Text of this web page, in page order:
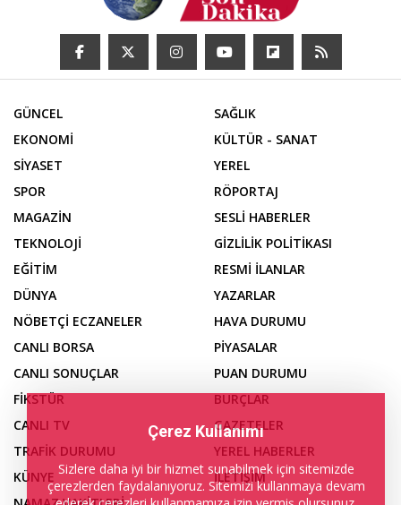
GÜNCEL
EKONOMİ
SİYASET
SPOR
MAGAZİN
TEKNOLOJİ
EĞİTİM
DÜNYA
SAĞLIK
KÜLTÜR - SANAT
YEREL
RÖPORTAJ
SESLİ HABERLER
GİZLİLİK POLİTİKASI
RESMİ İLANLAR
YAZARLAR
NÖBETÇİ ECZANELER
CANLI BORSA
CANLI SONUÇLAR
FİKSTÜR
CANLI TV
TRAFİK DURUMU
KÜNYE
HAVA DURUMU
PİYASALAR
PUAN DURUMU
BURÇLAR
GAZETELER
YEREL HABERLER
İLETİŞİM
Çerez Kullanımı
Sizlere daha iyi bir hizmet sunabilmek için sitemizde
çerezlerden faydalanıyoruz. Sitemizi kullanmaya devam